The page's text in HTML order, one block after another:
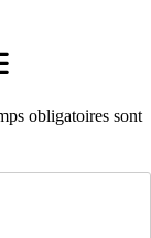
obligatoires sont